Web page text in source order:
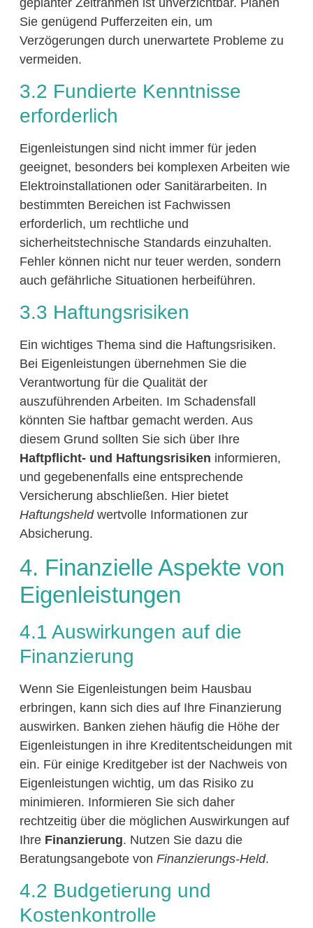
Sie genügend Pufferzeiten ein, um
Verzögerungen durch unerwartete Probleme zu
vermeiden.
3.2 Fundierte Kenntnisse
erforderlich
Eigenleistungen sind nicht immer für jeden
geeignet, besonders bei komplexen Arbeiten wie
Elektroinstallationen oder Sanitärarbeiten. In
bestimmten Bereichen ist Fachwissen
erforderlich, um rechtliche und
sicherheitstechnische Standards einzuhalten.
Fehler können nicht nur teuer werden, sondern
auch gefährliche Situationen herbeiführen.
3.3 Haftungsrisiken
Ein wichtiges Thema sind die Haftungsrisiken.
Bei Eigenleistungen übernehmen Sie die
Verantwortung für die Qualität der
auszuführenden Arbeiten. Im Schadensfall
könnten Sie haftbar gemacht werden. Aus
diesem Grund sollten Sie sich über Ihre
Haftpflicht- und Haftungsrisiken informieren,
und gegebenenfalls eine entsprechende
Versicherung abschließen. Hier bietet
Haftungsheldwertvolle Informationen zur
Absicherung.
4. Finanzielle Aspekte von
Eigenleistungen
4.1 Auswirkungen auf die
Finanzierung
Wenn Sie Eigenleistungen beim Hausbau
erbringen, kann sich dies auf Ihre Finanzierung
auswirken. Banken ziehen häufig die Höhe der
Eigenleistungen in ihre Kreditentscheidungen mit
ein. Für einige Kreditgeber ist der Nachweis von
Eigenleistungen wichtig, um das Risiko zu
minimieren. Informieren Sie sich daher
rechtzeitig über die möglichen Auswirkungen auf
Ihre Finanzierung. Nutzen Sie dazu die
Beratungsangebote von Finanzierungs-Held.
4.2 Budgetierung und
Kostenkontrolle